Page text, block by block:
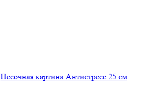
Песочная картина Антистресс 25 см